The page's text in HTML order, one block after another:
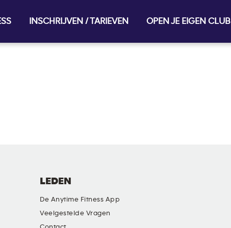
INSCHRIJVEN / TARIEVEN OPEN JE EIGEN CLUB
LEDEN
De Anytime Fitness App
Veelgestelde Vragen